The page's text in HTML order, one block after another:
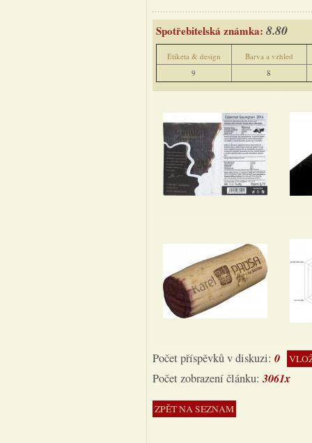
Spotřebitelská známka: 8.80
Etiketa & design
Barva a vzhled
9
8
Počet příspěvků v diskuzi: 0
Počet zobrazení článku:3061x
ZPĚT NA SEZNAM